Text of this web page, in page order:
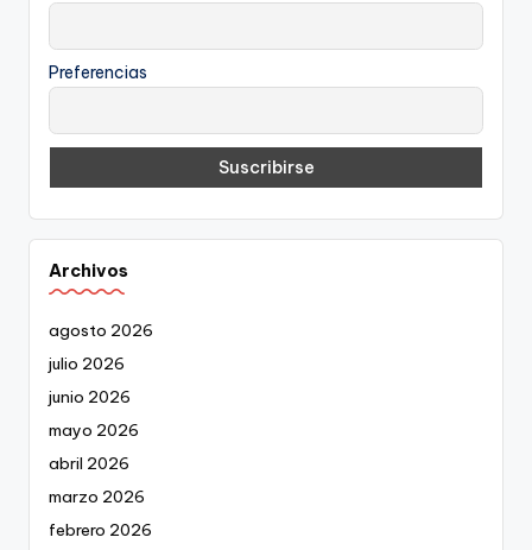
Preferencias
Archivos
agosto 2026
julio 2026
junio 2026
mayo 2026
abril 2026
marzo 2026
febrero 2026